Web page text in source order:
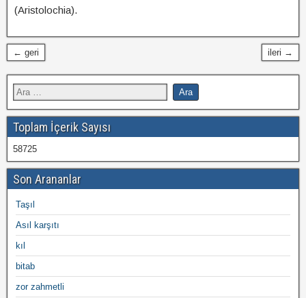
(Aristolochia).
← geri ileri →
Toplam İçerik Sayısı
58725
Son Arananlar
Taşıl
Asıl karşıtı
kıl
bitab
zor zahmetli